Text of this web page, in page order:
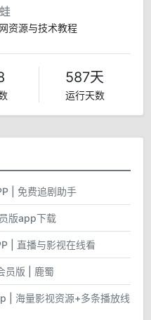
资源与技术教程
587天
运行天数
| 免费追剧助手
版app下载
| 直播与影视在线看
员版 | 鹿蜀
| 海量影视资源+多条播放线